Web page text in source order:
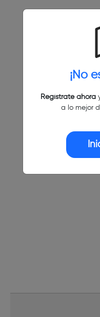
¡No
Regístrate ahora
a lo mejor